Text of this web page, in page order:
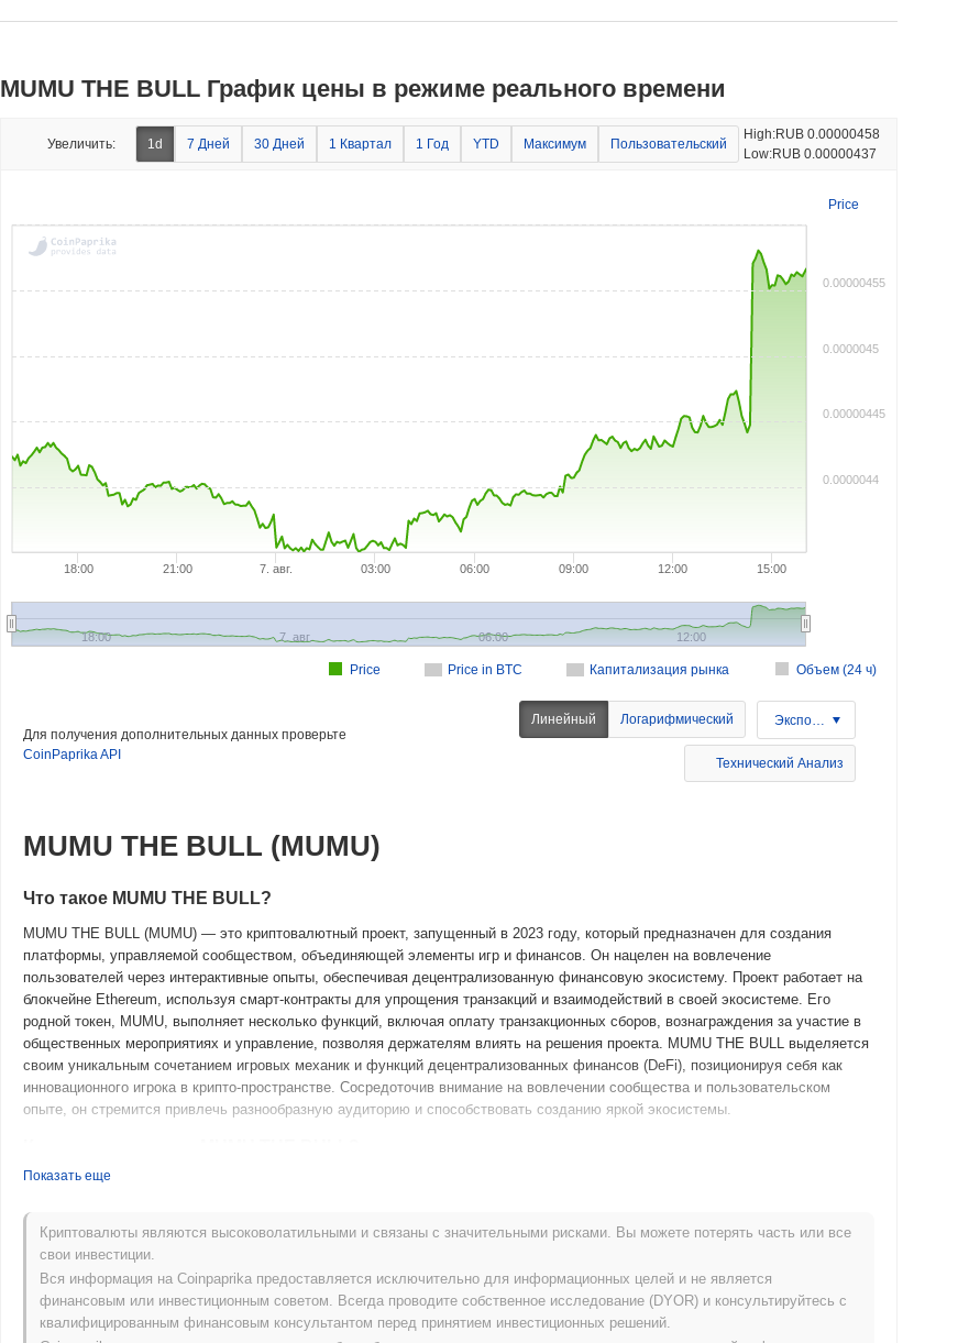
MUMU THE BULL График цены в режиме реального времени
Увеличить: 1d 7 Дней 30 Дней 1 Квартал 1 Год YTD Максимум Пользовательский
Изменение цены:
High:RUB 0.00000458
Low:RUB 0.00000437
Price
Price in BTC Капитализация рынка Объем (24 ч)
Price
18:00 21:00 7. авг. 03:00 06:00 09:00 12:00 15:00
18:00 7. авг. 06:00 12:00
0.0000044
0.00000445
0.0000045
0.00000455
Для получения дополнительных данных проверьте
CoinPaprika API
Линейный Логарифмический Экспорт
Технический Анализ
MUMU THE BULL (MUMU)
Что такое MUMU THE BULL?
MUMU THE BULL (MUMU) — это криптовалютный проект, запущенный в 2023 году, который предназначен для создания
платформы, управляемой сообществом, объединяющей элементы игр и финансов. Он нацелен на вовлечение
пользователей через интерактивные опыты, обеспечивая децентрализованную финансовую экосистему. Проект работает на
блокчейне Ethereum, используя смарт-контракты для упрощения транзакций и взаимодействий в своей экосистеме. Его
родной токен, MUMU, выполняет несколько функций, включая оплату транзакционных сборов, вознаграждения за участие в
общественных мероприятиях и управление, позволяя держателям влиять на решения проекта. MUMU THE BULL выделяется
своим уникальным сочетанием игровых механик и функций децентрализованных финансов (DeFi), позиционируя себя как
инновационного игрока в крипто-пространстве. Сосредоточив внимание на вовлечении сообщества и пользовательском
опыте, он стремится привлечь разнообразную аудиторию и способствовать созданию яркой экосистемы.
MUMU THE BULL возник в марте 2022 года, когда основная команда выпустила свой белый документ, описывающий видение
пользователям взаимодействовать с платформой и предоставлять обратную связь. После успешного тестирования основная
сеть была запущена в сентябре 2022 года, что ознаменовало его официальное вступление на рынок. Раннее развитие
сосредоточилось на создании надежной экосистемы, поддерживающей приложения децентрализованных финансов (DeFi) и
вовлечение сообщества. Первоначальное распределение токенов произошло через модель справедливого запуска в октябре
2022 года, которая была направлена на обеспечение равного доступа для участников. Эти основные шаги установили
траекторию роста MUMU THE BULL и заложили основу для его дальнейшего развития и инициатив сообщества.
Показать еще
Криптовалюты являются высоковолатильными и связаны с значительными рисками. Вы можете потерять часть или все
свои инвестиции.
Вся информация на Coinpaprika предоставляется исключительно для информационных целей и не является
финансовым или инвестиционным советом. Всегда проводите собственное исследование (DYOR) и консультируйтесь с
квалифицированным финансовым консультантом перед принятием инвестиционных решений.